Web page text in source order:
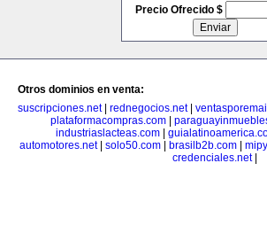
Precio Ofrecido $
Otros dominios en venta:
suscripciones.net| rednegocios.net|
plataformacompras.com
industriaslacteas.com
automotores.net| solo50.com brasilb2b.com
credenciales.net|